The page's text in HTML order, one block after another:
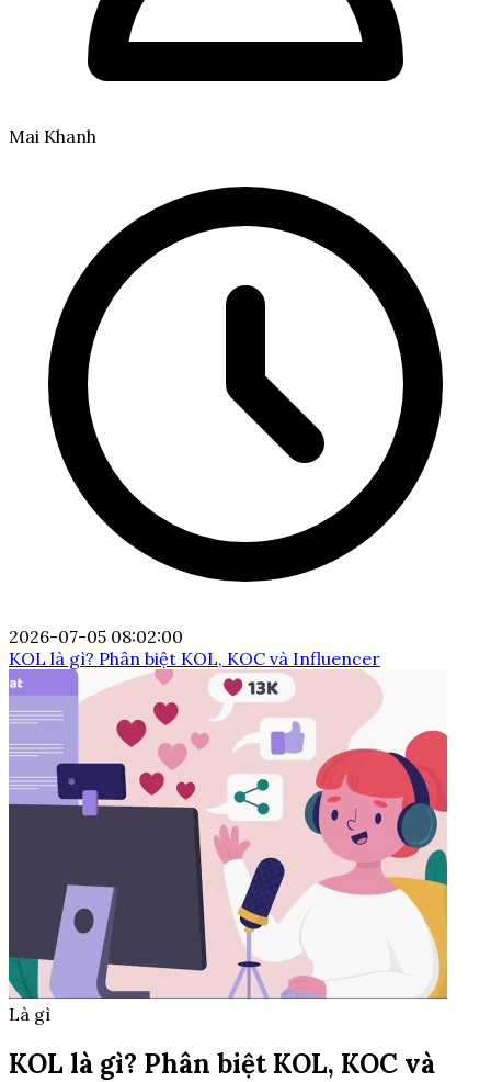
Mai Khanh
2026-07-05 08:02:00
KOL là gì? Phân biệt KOL, KOC và Influencer
Là gì
KOL là gì? Phân biệt KOL, KOC và